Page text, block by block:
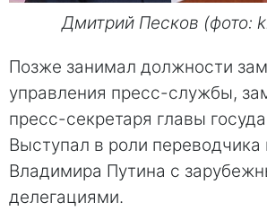
Дмитрий Песков (фото:
Позже занимал должности
управления пресс-службы,
пресс-секретаря главы
Выступал в роли переводчика
Владимира Путина с
делегациями.